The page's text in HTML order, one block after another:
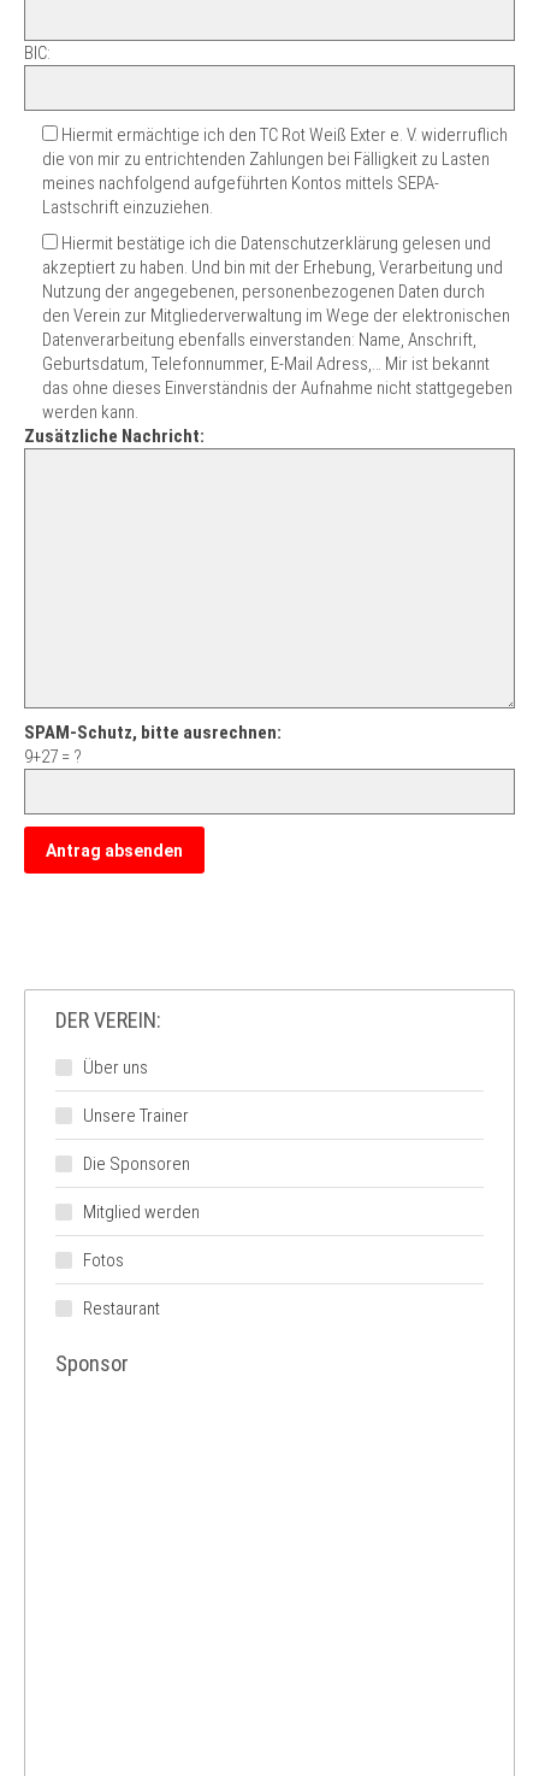
BIC:
Hiermit ermächtige ich den TC Rot Weiß Exter e. V. widerruflich
die von mir zu entrichtenden Zahlungen bei Fälligkeit zu Lasten
meines nachfolgend aufgeführten Kontos mittels SEPA-
Lastschrift einzuziehen.
Hiermit bestätige ich die Datenschutzerklärung gelesen und
akzeptiert zu haben. Und bin mit der Erhebung, Verarbeitung und
Nutzung der angegebenen, personenbezogenen Daten durch
den Verein zur Mitgliederverwaltung im Wege der elektronischen
Datenverarbeitung ebenfalls einverstanden: Name, Anschrift,
Geburtsdatum, Telefonnummer, E-Mail Adress,… Mir ist bekannt
das ohne dieses Einverständnis der Aufnahme nicht stattgegeben
werden kann.
Zusätzliche Nachricht:
SPAM-Schutz, bitte ausrechnen:
9+27 = ?
DER VEREIN:
Über uns
Unsere Trainer
Die Sponsoren
Mitglied werden
Fotos
Restaurant
Sponsor